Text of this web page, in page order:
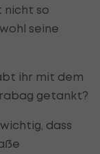
nicht so
seine
ihr mit dem
getankt?
dass